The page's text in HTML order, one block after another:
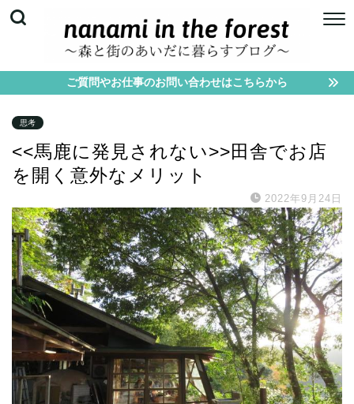
ご質問やお仕事のお問い合わせはこちらから
思考
<<馬鹿に発見されない>>田舎でお店
を開く意外なメリット
2022年9月24日